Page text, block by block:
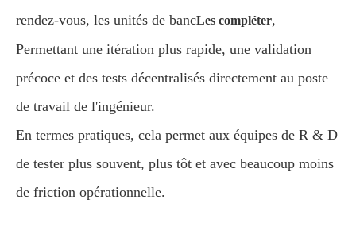
rendez-vous, les unités de bancLes compléter,
Permettant une itération plus rapide, une validation
précoce et des tests décentralisés directement au poste
de travail de l'ingénieur.
En termes pratiques, cela permet aux équipes de R & D
de tester plus souvent, plus tôt et avec beaucoup moins
de friction opérationnelle.